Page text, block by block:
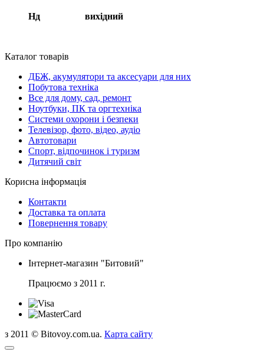
Нд вихідний
Каталог товарів
ДБЖ, акумулятори та аксесуари для них
Побутова техніка
Все для дому, сад, ремонт
Ноутбуки, ПК та оргтехніка
Системи охорони і безпеки
Телевізор, фото, відео, аудіо
Автотовари
Спорт, відпочинок і туризм
Дитячий світ
Корисна інформація
Контакти
Доставка та оплата
Повернення товару
Про компанію
Інтернет-магазин "Битовий"
Працюємо з 2011 г.
з 2011 © Bitovoy.com.ua. Карта сайту